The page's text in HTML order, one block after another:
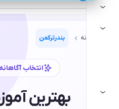
بندرترکمن
انتخاب آگاهانه، یادگیری بهتر
بهترین